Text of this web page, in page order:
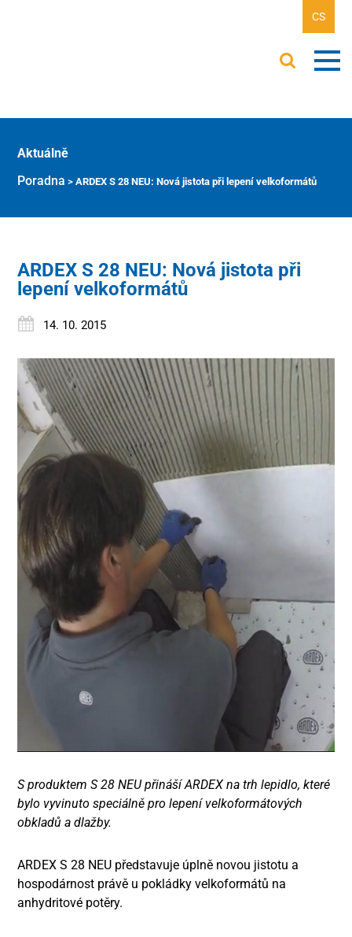
CS
Aktuálně
Poradna >ARDEX S 28 NEU: Nová jistota při lepení velkoformátů
ARDEX S 28 NEU: Nová jistota při
lepení velkoformátů
14. 10. 2015
S produktem S 28 NEU přináší ARDEX na trh lepidlo, které
bylo vyvinuto speciálně pro lepení velkoformátových
obkladů a dlažby.
ARDEX S 28 NEU představuje úplně novou jistotu a
hospodárnost právě u pokládky velkoformátů na
anhydritové potěry.